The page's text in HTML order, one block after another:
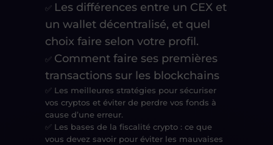
✅ Les différences entre un CEX et
un wallet décentralisé, et quel
choix faire selon votre profil.
✅ Comment faire ses premières
transactions sur les blockchains
✅ Les meilleures stratégies pour sécuriser
vos cryptos et éviter de perdre vos fonds à
cause d’une erreur.
✅ Les bases de la fiscalité crypto : ce que
vous devez savoir pour éviter les mauvaises